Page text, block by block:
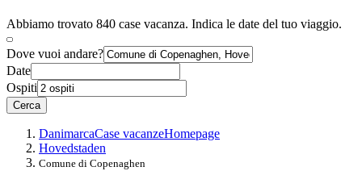
Abbiamo trovato 840 case vacanza. Indica le date del tuo viaggio.
Dove vuoi andare?
Date
Ospiti
Cerca
DanimarcaCase vacanzeHomepage
Hovedstaden
Comune di Copenaghen